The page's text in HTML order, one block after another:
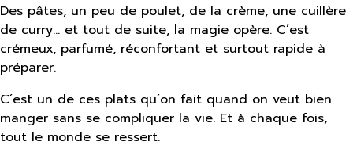
Des pâtes, un peu de poulet, de la crème, une cuillère
de curry… et tout de suite, la magie opère. C’est
crémeux, parfumé, réconfortant et surtout rapide à
préparer.
C’est un de ces plats qu’on fait quand on veut bien
manger sans se compliquer la vie. Et à chaque fois,
tout le monde se ressert.